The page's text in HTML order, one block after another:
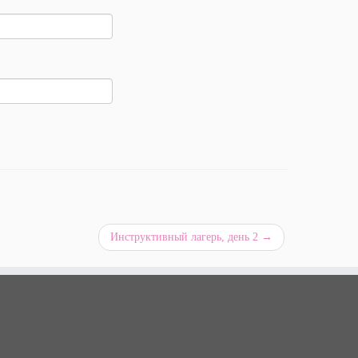
Инструктивный лагерь, день 2 →